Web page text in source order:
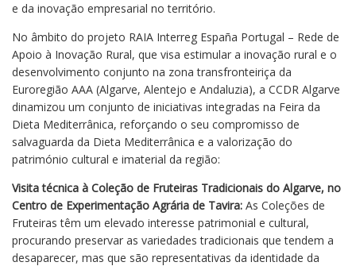
e da inovação empresarial no território.
No âmbito do projeto RAIA Interreg España Portugal – Rede de
Apoio à Inovação Rural, que visa estimular a inovação rural e o
desenvolvimento conjunto na zona transfronteiriça da
Euroregião AAA (Algarve, Alentejo e Andaluzia), a CCDR Algarve
dinamizou um conjunto de iniciativas integradas na Feira da
Dieta Mediterrânica, reforçando o seu compromisso de
salvaguarda da Dieta Mediterrânica e a valorização do
património cultural e imaterial da região:
Visita técnica à Coleção de Fruteiras Tradicionais do Algarve, no
Centro de Experimentação Agrária de Tavira: As Coleções de
Fruteiras têm um elevado interesse patrimonial e cultural,
procurando preservar as variedades tradicionais que tendem a
desaparecer, mas que são representativas da identidade da